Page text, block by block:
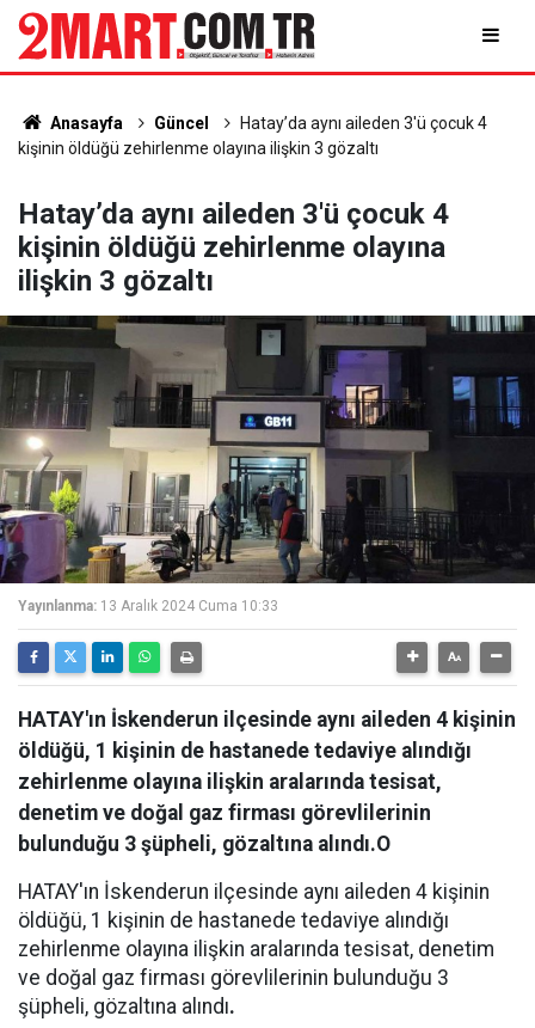
Anasayfa Güncel
Hatay’da aynı aileden 3'ü çocuk 4
kişinin öldüğü zehirlenme olayına ilişkin 3 gözaltı
Hatay’da aynı aileden 3'ü çocuk 4
kişinin öldüğü zehirlenme olayına
ilişkin 3 gözaltı
Yayınlanma: 13 Aralık 2024 Cuma 10:33
HATAY'ın İskenderun ilçesinde aynı aileden 4 kişinin
öldüğü, 1 kişinin de hastanede tedaviye alındığı
zehirlenme olayına ilişkin aralarında tesisat,
denetim ve doğal gaz firması görevlilerinin
bulunduğu 3 şüpheli, gözaltına alındı.O
HATAY'ın İskenderun ilçesinde aynı aileden 4 kişinin
öldüğü, 1 kişinin de hastanede tedaviye alındığı
zehirlenme olayına ilişkin aralarında tesisat, denetim
ve doğal gaz firması görevlilerinin bulunduğu 3
şüpheli, gözaltına alındı.